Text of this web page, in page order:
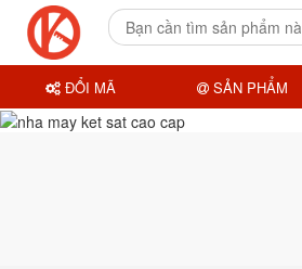
ĐỔI MÃ SẢN PHẨM